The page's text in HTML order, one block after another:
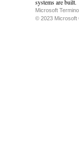
systems are built.
Microsoft
© 2023 Microsoft